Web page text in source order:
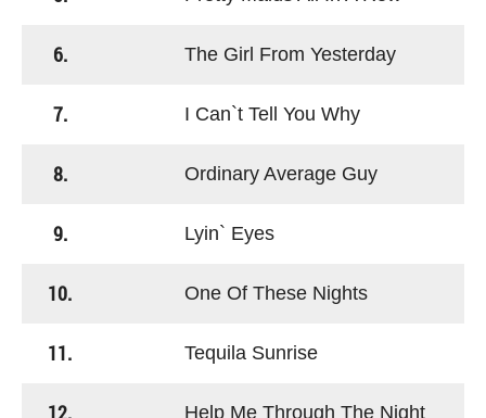
6. The Girl From Yesterday
7. I Can`t Tell You Why
8. Ordinary Average Guy
9. Lyin` Eyes
10. One Of These Nights
11. Tequila Sunrise
Help Me Through The Night